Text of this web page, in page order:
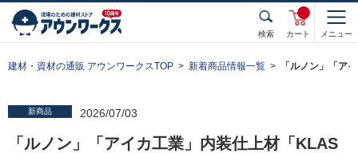
検索 カート メニュー
建材・資材の通販 アウンワークスTOP 新着商品情報一覧 「ルノン」「ア
「ルノン」「アイカ工業」内装仕上材「KLAS
新商品 2026/07/03